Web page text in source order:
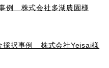
例 株式会社多湖農園様
採択事例 株式会社Yeisai様